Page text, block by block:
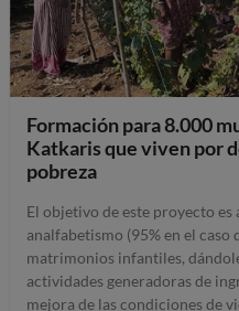
Formación para 8.000
Katkaris que viven por
pobreza
El objetivo de este proyecto
analfabetismo (95% en el caso
matrimonios infantiles,
actividades generadoras de
mejora de las condiciones de